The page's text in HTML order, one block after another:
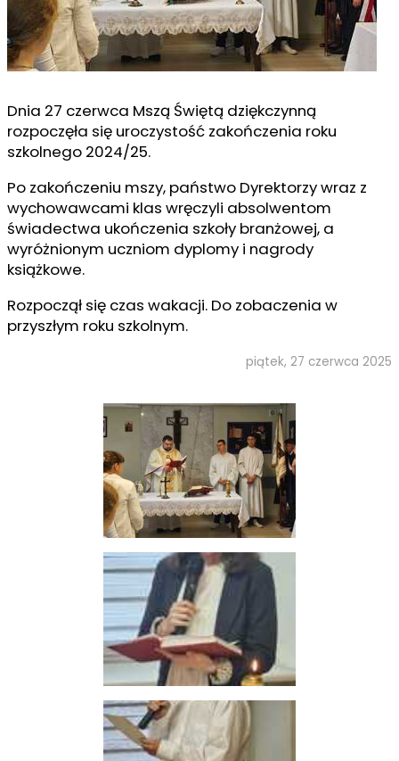
Dnia 27 czerwca Mszą Świętą dziękczynną
rozpoczęła się uroczystość zakończenia roku
szkolnego 2024/25.
Po zakończeniu mszy, państwo Dyrektorzy wraz z
wychowawcami klas wręczyli absolwentom
świadectwa ukończenia szkoły branżowej, a
wyróżnionym uczniom dyplomy i nagrody
książkowe.
Rozpoczął się czas wakacji. Do zobaczenia w
przyszłym roku szkolnym.
piątek, 27 czerwca 2025